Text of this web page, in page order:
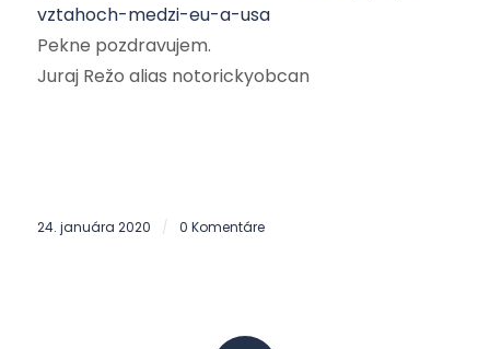
vztahoch-medzi-eu-a-usa
Pekne pozdravujem.
Juraj Režo alias notorickyobcan
24. januára 2020 / 0 Komentáre